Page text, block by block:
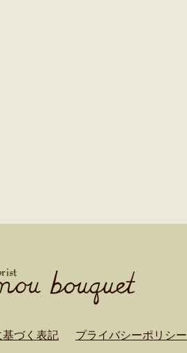
づく表記 プライバシーポリシー